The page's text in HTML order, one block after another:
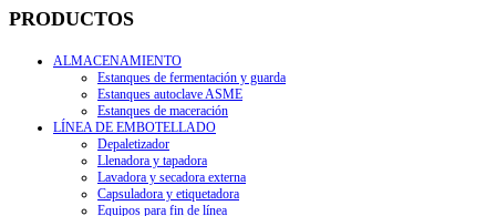
PRODUCTOS
ALMACENAMIENTO
Estanques de fermentación y guarda
Estanques autoclave ASME
Estanques de maceración
LÍNEA DE EMBOTELLADO
Depaletizador
Llenadora y tapadora
Lavadora y secadora externa
Capsuladora y etiquetadora
Equipos para fin de línea